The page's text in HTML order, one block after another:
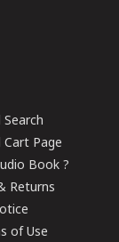
Search
Cart Page
Book ?
Returns
of Use